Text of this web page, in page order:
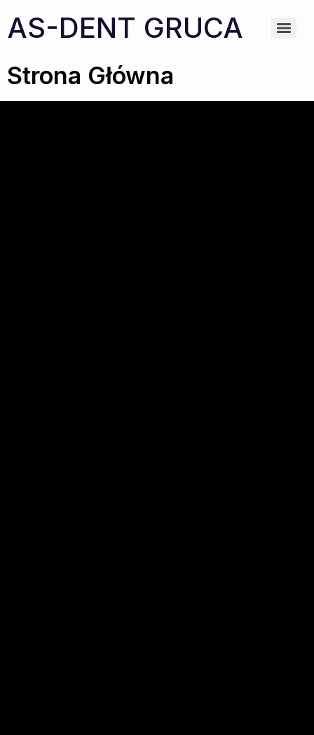
AS-DENT GRUCA
Strona Główna